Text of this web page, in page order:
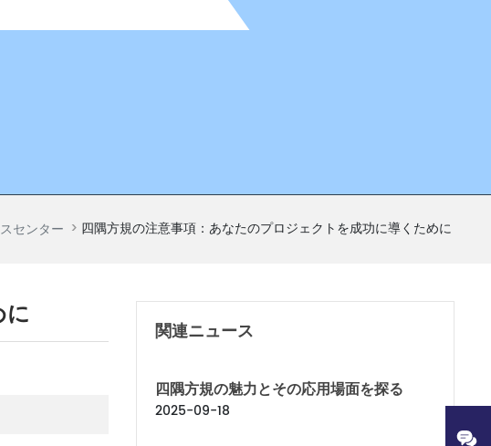
センター 四隅方規の注意事項：あなたのプロジェクトを成功に導くために
に
関連ニュース
四隅方規の魅力とその応用場面を探る
2025-09-18